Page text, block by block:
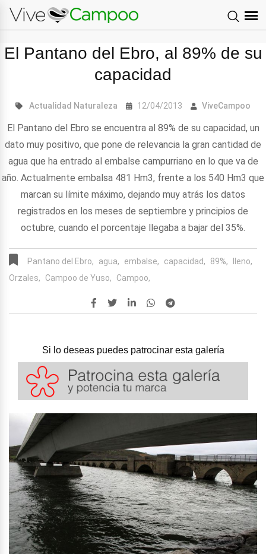
El Pantano del Ebro, al 89% de su
capacidad
Actualidad Naturaleza 12/04/2013 ViveCampoo
El Pantano del Ebro se encuentra al 89% de su capacidad, un
dato muy positivo, que pone de relevancia la gran cantidad de
agua que ha entrado al embalse campurriano en lo que va de
año. Actualmente embalsa 481 Hm3, frente a los 540 Hm3 que
marcan su límite máximo, dejando muy atrás los datos
registrados en los meses de septiembre y principios de
octubre, cuando el porcentaje llegaba a bajar del 35%.
Pantano del Ebro, agua, embalse, capacidad, 89%,
lleno,
Orzales,
Campoo de Yuso, Campoo,
Si lo deseas puedes patrocinar esta galería